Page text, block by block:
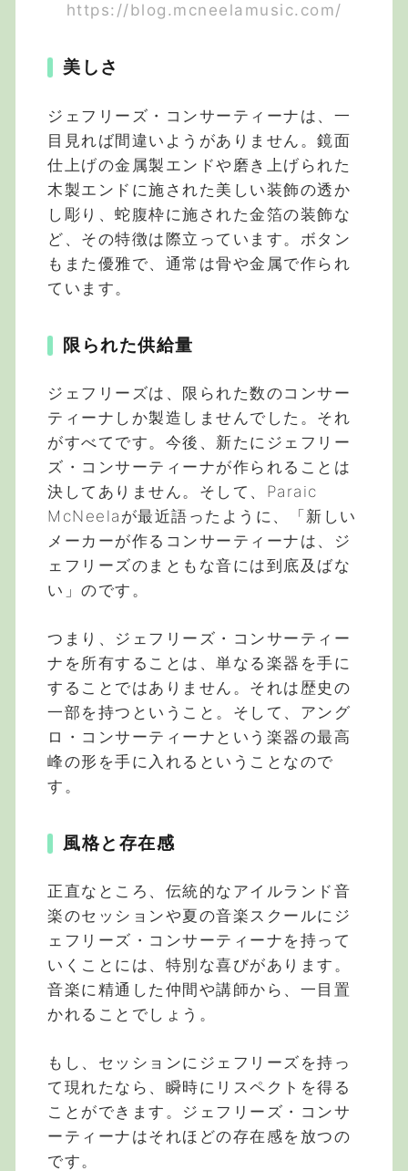
https://blog.mcneelamusic.com/
美しさ
ジェフリーズ・コンサーティーナは、一
目見れば間違いようがありません。鏡面
仕上げの金属製エンドや磨き上げられた
木製エンドに施された美しい装飾の透か
し彫り、蛇腹枠に施された金箔の装飾な
ど、その特徴は際立っています。ボタン
もまた優雅で、通常は骨や金属で作られ
ています。
限られた供給量
ジェフリーズは、限られた数のコンサー
ティーナしか製造しませんでした。それ
がすべてです。今後、新たにジェフリー
ズ・コンサーティーナが作られることは
決してありません。そして、Paraic
McNeelaが最近語ったように、「新しい
メーカーが作るコンサーティーナは、ジ
ェフリーズのまともな音には到底及ばな
い」のです。
つまり、ジェフリーズ・コンサーティー
ナを所有することは、単なる楽器を手に
することではありません。それは歴史の
一部を持つということ。そして、アング
ロ・コンサーティーナという楽器の最高
峰の形を手に入れるということなので
す。
風格と存在感
正直なところ、伝統的なアイルランド音
楽のセッションや夏の音楽スクールにジ
ェフリーズ・コンサーティーナを持って
いくことには、特別な喜びがあります。
音楽に精通した仲間や講師から、一目置
かれることでしょう。
もし、セッションにジェフリーズを持っ
て現れたなら、瞬時にリスペクトを得る
ことができます。ジェフリーズ・コンサ
ーティーナはそれほどの存在感を放つの
です。